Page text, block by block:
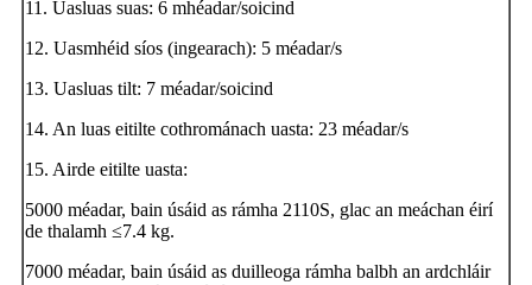
11. Uasluas suas: 6 mhéadar/soicind
12. Uasmhéid síos (ingearach): 5 méadar/s
13. Uasluas tilt: 7 méadar/soicind
14. An luas eitilte cothrománach uasta: 23 méadar/s
15. Airde eitilte uasta:
5000 méadar, bain úsáid as rámha 2110S, glac an meáchan éirí
de thalamh ≤7.4 kg.
7000 méadar, bain úsáid as duilleoga rámha balbh an ardchláir